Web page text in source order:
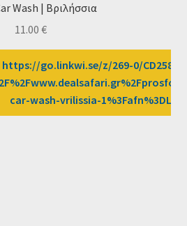
Wash | Βριλήσσια
11.00 €
https://go.linkwi.se/z/269-0/CD2589/
car-wash-vrilissia-1%3Fafn%3DLW